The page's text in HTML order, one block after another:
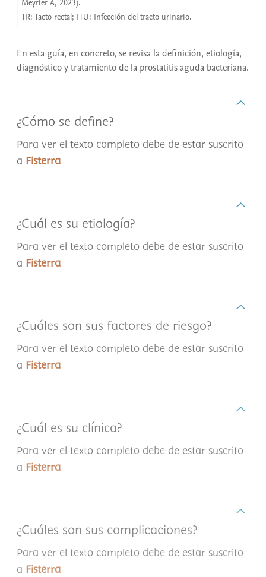
Meyrier A, 2023).
TR: Tacto rectal; ITU: Infección del tracto urinario.
En esta guía, en concreto, se revisa la definición, etiología,
diagnóstico y tratamiento de la prostatitis aguda bacteriana.
¿Cómo se define?
Para ver el texto completo debe de estar suscrito
a Fisterra
¿Cuál es su etiología?
Para ver el texto completo debe de estar suscrito
a Fisterra
¿Cuáles son sus factores de riesgo?
Para ver el texto completo debe de estar suscrito
a Fisterra
¿Cuál es su clínica?
Para ver el texto completo debe de estar suscrito
a Fisterra
¿Cuáles son sus complicaciones?
Para ver el texto completo debe de estar suscrito
a Fisterra